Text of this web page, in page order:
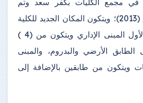
الانتقال إليه في عام (2013)؛ ويتكون المكان الجديد للكلية
من عدد (2) مبنى الأول المبنى الإداري ويتكون من (4 )
الطابق الأرضي والبدروم، والمبنى
ويتكون من طابقين بالإضافة إلى